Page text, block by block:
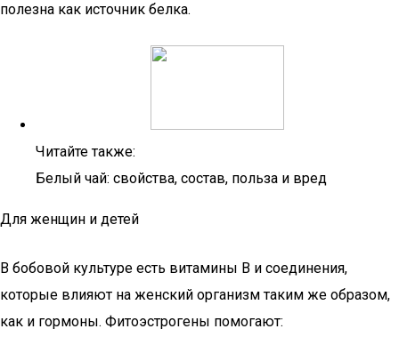
полезна как источник белка.
Читайте также:
Белый чай: свойства, состав, польза и вред
Для женщин и детей
В бобовой культуре есть витамины В и соединения,
которые влияют на женский организм таким же образом,
как и гормоны. Фитоэстрогены помогают: